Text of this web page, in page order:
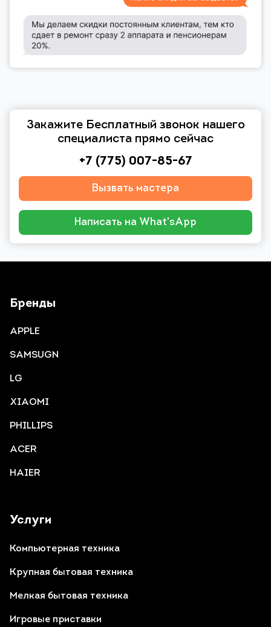
Закажите Бесплатный звонок нашего
специалиста прямо сейчас
+7 (775) 007-85-67
Вызвать мастера
Написать на What'sApp
Услуги
Компьютерная техника
Крупная бытовая техника
Мелкая бытовая техника
Игровые приставки
Бренды
APPLE
SAMSUGN
LG
XIAOMI
PHILLIPS
ACER
HAIER